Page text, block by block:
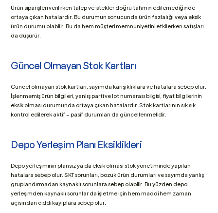
Ürün siparişleri verilirken talep ve istekler doğru tahmin edilemediğinde
ortaya çıkan hatalardır. Bu durumun sonucunda ürün fazlalığı veya eksik
ürün durumu olabilir. Bu da hem müşteri memnuniyetini etkilerken satışları
da düşürür.
Güncel Olmayan Stok Kartları
Güncel olmayan stok kartları, sayımda karışıklıklara ve hatalara sebep olur.
İşlenmemiş ürün bilgileri, yanlış parti ve lot numarası bilgisi, fiyat bilgilerinin
eksik olması durumunda ortaya çıkan hatalardır. Stok kartlarının sık sık
kontrol edilerek aktif – pasif durumları da güncellenmelidir.
Depo Yerleşim Planı Eksiklikleri
Depo yerleşiminin plansız ya da eksik olması stok yönetiminde yapılan
hatalara sebep olur. SKT sorunları, bozuk ürün durumları ve sayımda yanlış
gruplandırmadan kaynaklı sorunlara sebep olabilir. Bu yüzden depo
yerleşimden kaynaklı sorunlar da işletme için hem maddi hem zaman
açısından ciddi kayıplara sebep olur.